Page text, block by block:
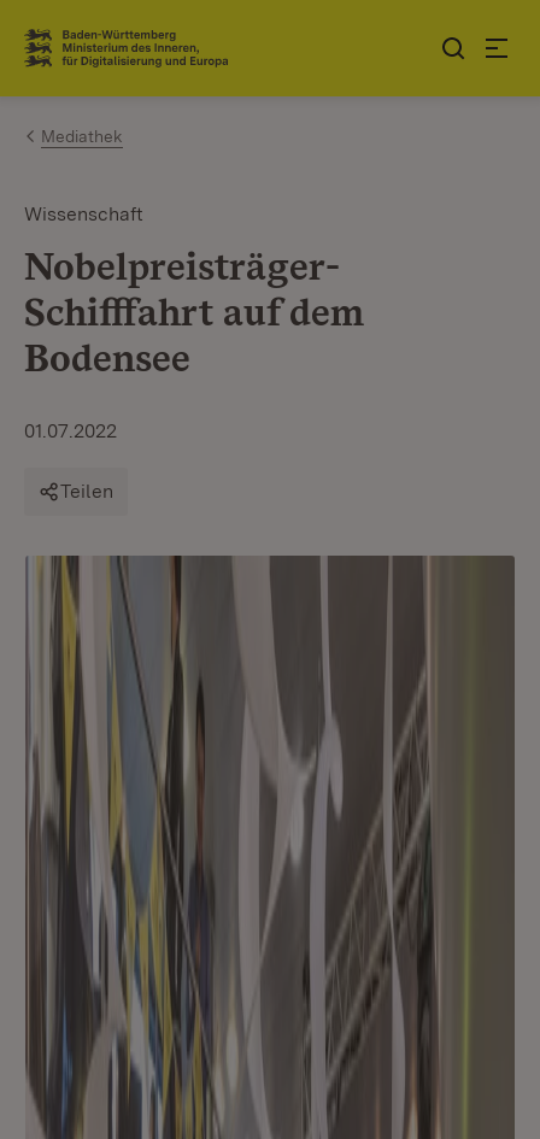
Zum Inhalt springen
Link zur Startseite
Mediathek
Wissenschaft
Nobelpreisträger-
Schifffahrt auf dem
Bodensee
01.07.2022
Teilen